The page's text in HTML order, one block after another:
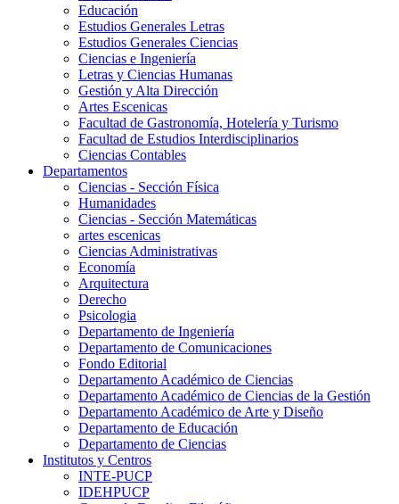
Educación
Estudios Generales Letras
Estudios Generales Ciencias
Ciencias e Ingeniería
Letras y Ciencias Humanas
Gestión y Alta Dirección
Artes Escenicas
Facultad de Gastronomía, Hotelería y Turismo
Facultad de Estudios Interdisciplinarios
Ciencias Contables
Departamentos
Ciencias - Sección Física
Humanidades
Ciencias - Sección Matemáticas
artes escenicas
Ciencias Administrativas
Economía
Arquitectura
Derecho
Psicologia
Departamento de Ingeniería
Departamento de Comunicaciones
Fondo Editorial
Departamento Académico de Ciencias
Departamento Académico de Ciencias de la Gestión
Departamento Académico de Arte y Diseño
Departamento de Educación
Departamento de Ciencias
Institutos y Centros
INTE-PUCP
IDEHPUCP